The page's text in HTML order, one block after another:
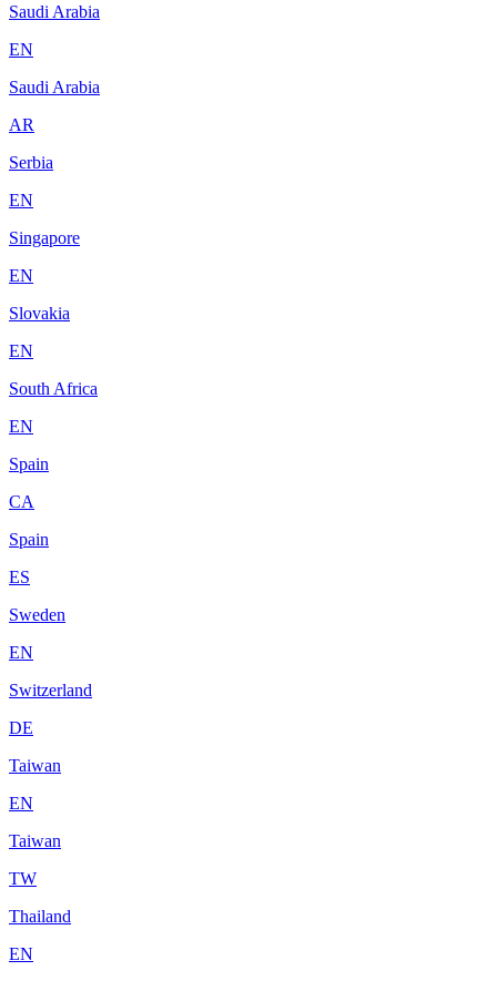
Saudi Arabia
EN
Saudi Arabia
AR
Serbia
EN
Singapore
EN
Slovakia
EN
South Africa
EN
Spain
CA
Spain
ES
Sweden
EN
Switzerland
DE
Taiwan
EN
Taiwan
TW
Thailand
EN